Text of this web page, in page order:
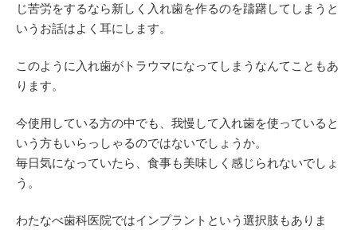
じ苦労をするなら新しく入れ歯を作るのを躊躇してしまうと
いうお話はよく耳にします。
このように入れ歯がトラウマになってしまうなんてこともあ
ります。
今使用している方の中でも、我慢して入れ歯を使っていると
いう方もいらっしゃるのではないでしょうか。
毎日気になっていたら、食事も美味しく感じられないでしょ
う。
わたなべ歯科医院ではインプラントという選択肢もありま